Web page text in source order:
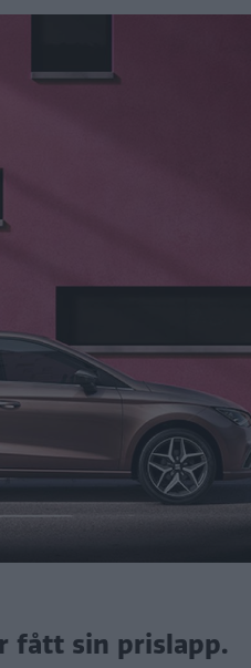
fått sin prislapp.